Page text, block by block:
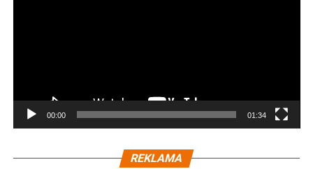
00:00 01:34
REKLAMA